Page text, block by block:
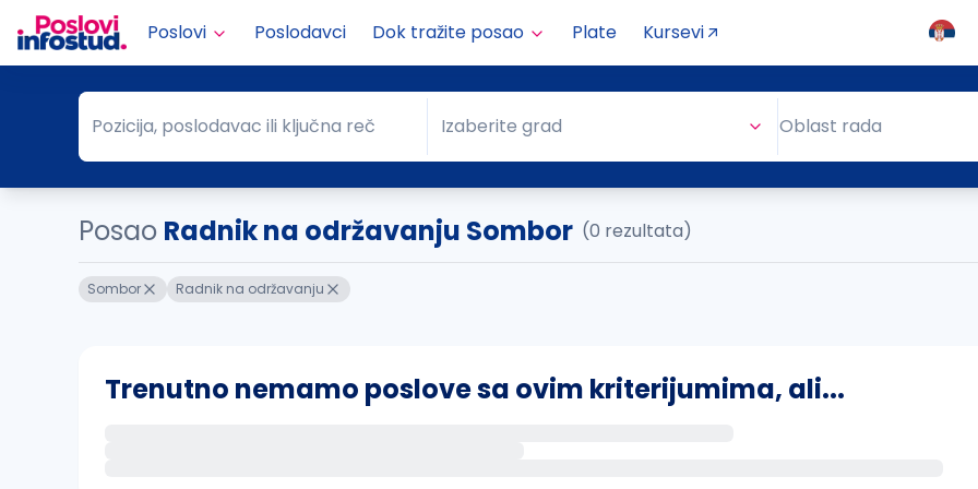
Poslovi Poslodavci Dok tražite posao Plate Kursevi
Pozicija, poslodavac ili ključna reč
Pozicija, poslodavac ili ključna reč Grad
Izaberite grad Oblast rada
Posao Radnik na održavanju Sombor (0 rezultata)
Sombor Radnik na održavanju
Trenutno nemamo poslove sa ovim kriterijumima, ali...